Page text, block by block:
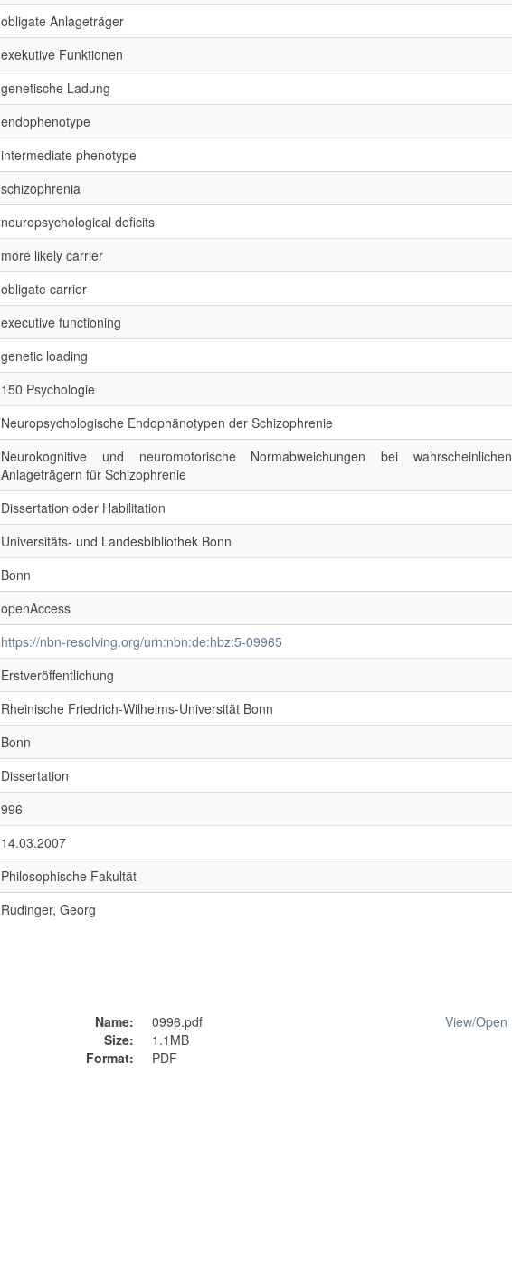
obligate Anlageträger
exekutive Funktionen
genetische Ladung
endophenotype
intermediate phenotype
schizophrenia
neuropsychological deficits
more likely carrier
obligate carrier
executive functioning
genetic loading
150 Psychologie
Neuropsychologische Endophänotypen der Schizophrenie
Neurokognitive und neuromotorische Normabweichungen bei wahrscheinlichen
Anlageträgern für Schizophrenie
Dissertation oder Habilitation
Universitäts- und Landesbibliothek Bonn
Bonn
openAccess
https://nbn-resolving.org/urn:nbn:de:hbz:5-09965
Erstveröffentlichung
Rheinische Friedrich-Wilhelms-Universität Bonn
Bonn
Dissertation
996
14.03.2007
Philosophische Fakultät
Rudinger, Georg
Name:
0996.pdf
Size:
1.1MB
Format:
PDF
View/Open